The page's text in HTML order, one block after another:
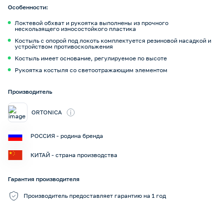
Особенности:
Локтевой обхват и рукоятка выполнены из прочного
нескользящего износостойкого пластика
Костыль с опорой под локоть комплектуется резиновой насадкой и
устройством противоскольжения
Костыль имеет основание, регулируемое по высоте
Рукоятка костыля со светоотражающим элементом
Производитель
ORTONICA i
РОССИЯ - родина бренда
КИТАЙ - страна производства
Гарантия производителя
Производитель предоставляет гарантию на 1 год